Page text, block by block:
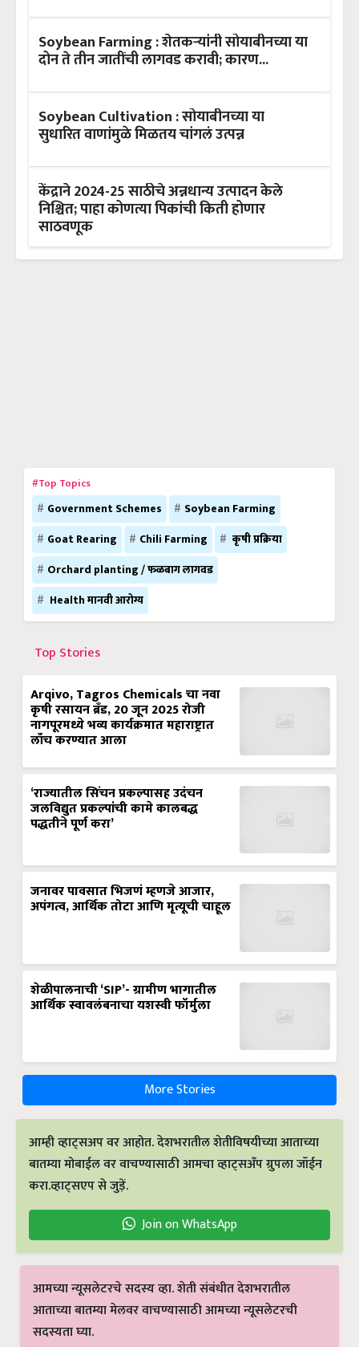
Soybean Farming : शेतकऱ्यांनी सोयाबीनच्या या
दोन ते तीन जातींची लागवड करावी; कारण...
Soybean Cultivation : सोयाबीनच्या या
सुधारित वाणांमुळे मिळतय चांगलं उत्पन्न
केंद्राने 2024-25 साठीचे अन्नधान्य उत्पादन केले
निश्चित; पाहा कोणत्या पिकांची किती होणार
साठवणूक
#Top Topics
Government Schemes
Soybean Farming
Goat Rearing
Chili Farming
कृषी प्रक्रिया
Orchard planting / फळबाग लागवड
Health मानवी आरोग्य
Top Stories
Arqivo, Tagros Chemicals चा नवा
कृषी रसायन ब्रँड, 20 जून 2025 रोजी
नागपूरमध्ये भव्य कार्यक्रमात महाराष्ट्रात
लाँच करण्यात आला
‘राज्यातील सिंचन प्रकल्पासह उदंचन
जलविद्युत प्रकल्पांची कामे कालबद्ध
पद्धतीने पूर्ण करा’
जनावर पावसात भिजणं म्हणजे आजार,
अपंगत्व, आर्थिक तोटा आणि मृत्यूची चाहूल
शेळीपालनाची ‘SIP’- ग्रामीण भागातील
आर्थिक स्वावलंबनाचा यशस्वी फॉर्मुला
More Stories
आम्ही व्हाट्सअप वर आहोत. देशभरातील शेतीविषयीच्या आताच्या
बातम्या मोबाईल वर वाचण्यासाठी आमचा व्हाट्सअँप ग्रुपला जॉईन
करा.व्हाट्सएप से जुड़ें.
Join on WhatsApp
आमच्या न्यूसलेटरचे सदस्य व्हा. शेती संबंधीत देशभरातील
आताच्या बातम्या मेलवर वाचण्यासाठी आमच्या न्यूसलेटरची
सदस्यता घ्या.